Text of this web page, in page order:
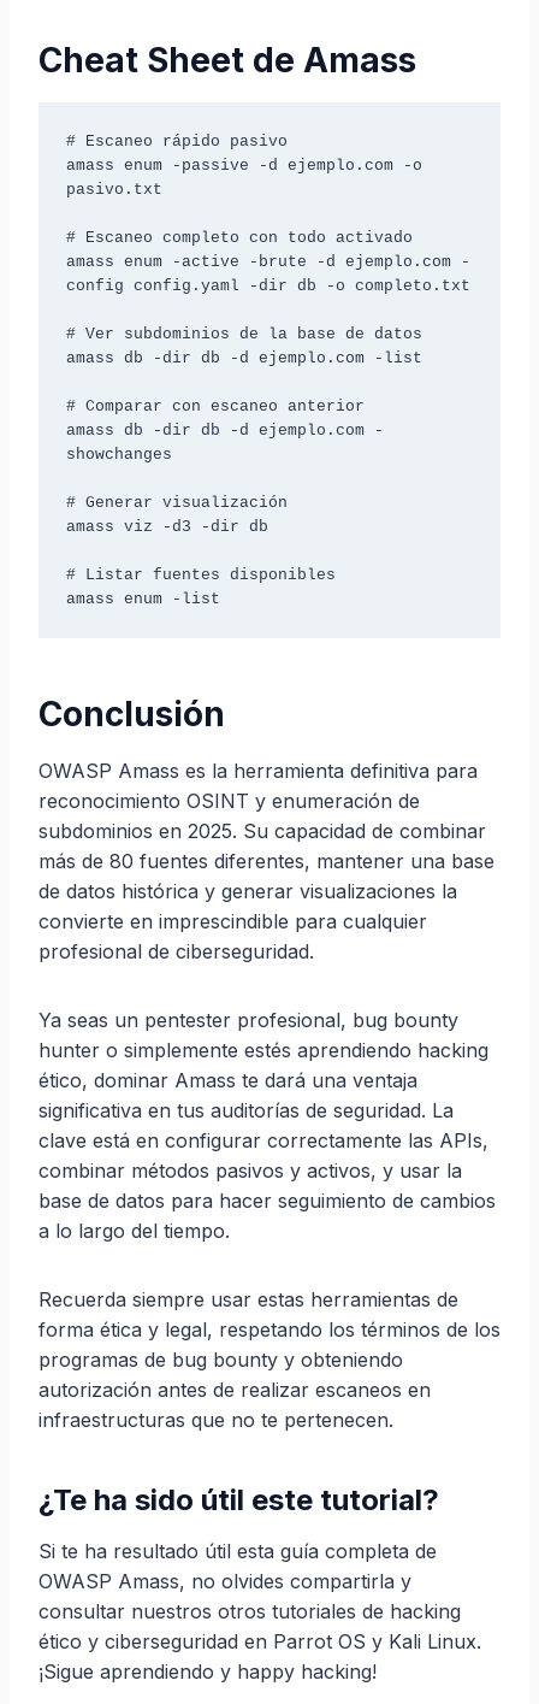
Cheat Sheet de Amass
# Escaneo rápido pasivo
amass enum -passive -d ejemplo.com -o
pasivo.txt
# Escaneo completo con todo activado
amass enum -active -brute -d ejemplo.com -
config config.yaml -dir db -o completo.txt
# Ver subdominios de la base de datos
amass db -dir db -d ejemplo.com -list
# Comparar con escaneo anterior
amass db -dir db -d ejemplo.com -
showchanges
# Generar visualización
amass viz -d3 -dir db
# Listar fuentes disponibles
amass enum -list
Conclusión
OWASP Amass es la herramienta definitiva para
reconocimiento OSINT y enumeración de
subdominios en 2025. Su capacidad de combinar
más de 80 fuentes diferentes, mantener una base
de datos histórica y generar visualizaciones la
convierte en imprescindible para cualquier
profesional de ciberseguridad.
Ya seas un pentester profesional, bug bounty
hunter o simplemente estés aprendiendo hacking
ético, dominar Amass te dará una ventaja
significativa en tus auditorías de seguridad. La
clave está en configurar correctamente las APIs,
combinar métodos pasivos y activos, y usar la
base de datos para hacer seguimiento de cambios
a lo largo del tiempo.
Recuerda siempre usar estas herramientas de
forma ética y legal, respetando los términos de los
programas de bug bounty y obteniendo
autorización antes de realizar escaneos en
infraestructuras que no te pertenecen.
¿Te ha sido útil este tutorial?
Si te ha resultado útil esta guía completa de
OWASP Amass, no olvides compartirla y
consultar nuestros otros tutoriales de hacking
ético y ciberseguridad en Parrot OS y Kali Linux.
¡Sigue aprendiendo y happy hacking!